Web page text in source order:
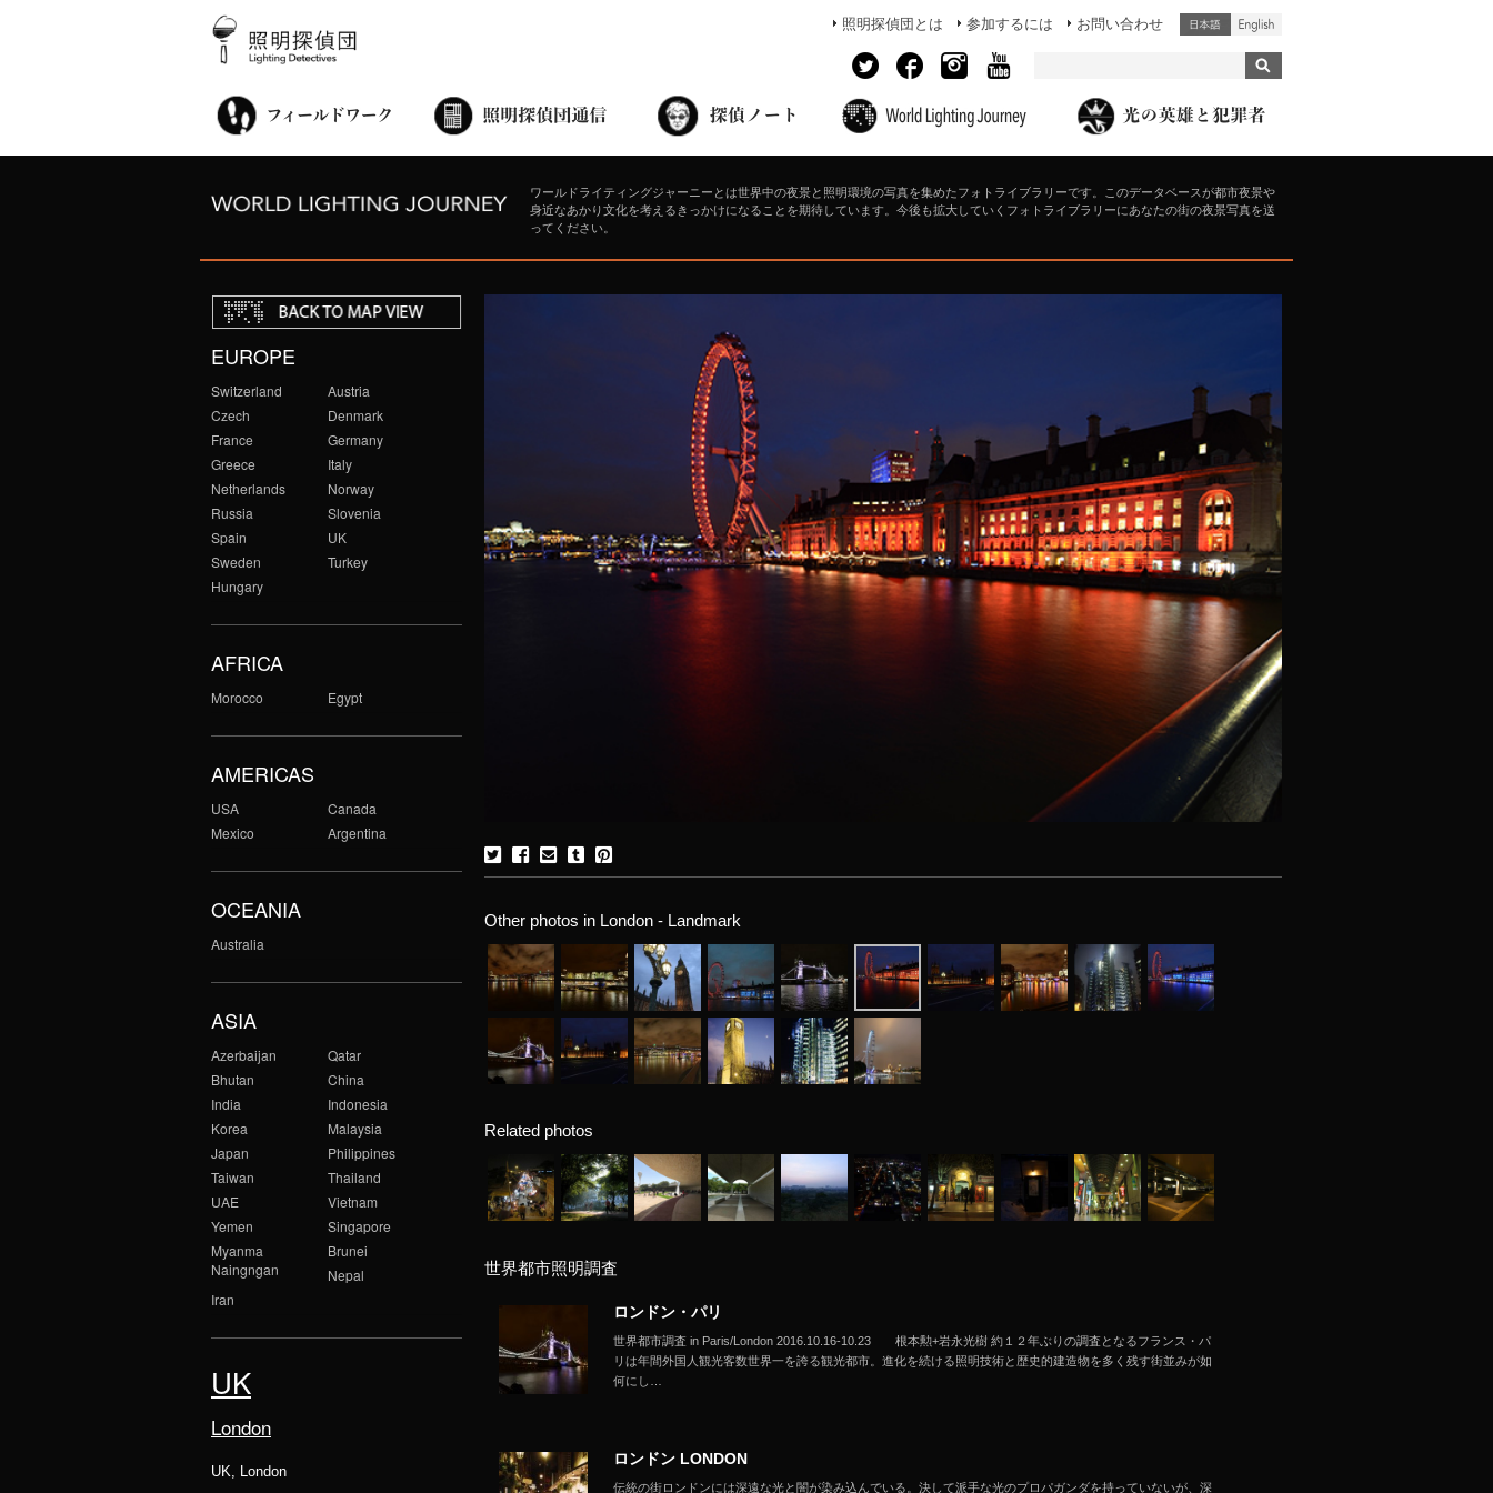
照明探偵団とは 参加するには お問い合わせ
ワールドライティングジャーニーとは世界中の夜景と照明環境の写真を集めたフォトライブラリーです。このデータベースが都市夜景や
身近なあかり文化を考えるきっかけになることを期待しています。今後も拡大していくフォトライブラリーにあなたの街の夜景写真を送
ってください。
EUROPE
Switzerland
Austria
Czech
Denmark
France
Germany
Greece
Italy
Netherlands
Norway
Russia
Slovenia
Spain
UK
Sweden
Turkey
Hungary
AFRICA
Morocco Egypt
AMERICAS
USA
Canada
Mexico
Argentina
OCEANIA
Australia
ASIA
Azerbaijan
Qatar
Bhutan
China
India
Indonesia
Korea
Malaysia
Japan
Philippines
Taiwan
Thailand
UAE
Vietnam
Yemen
Singapore
Myanma
Naingngan
Brunei
Nepal
Iran
UK
London
UK, London
Other photos in London - Landmark
Related photos
世界都市照明調査
ロンドン・パリ
世界都市調査 in Paris/London 2016.10.16-10.23 根本勲+岩永光樹 約１２年ぶりの調査となるフランス・パ
リは年間外国人観光客数世界一を誇る観光都市。進化を続ける照明技術と歴史的建造物を多く残す街並みが如
何にし…
ロンドン LONDON
伝統の街ロンドンには深遠な光と闇が染み込んでいる。決して派手な光のプロパガンダを持っていないが、深